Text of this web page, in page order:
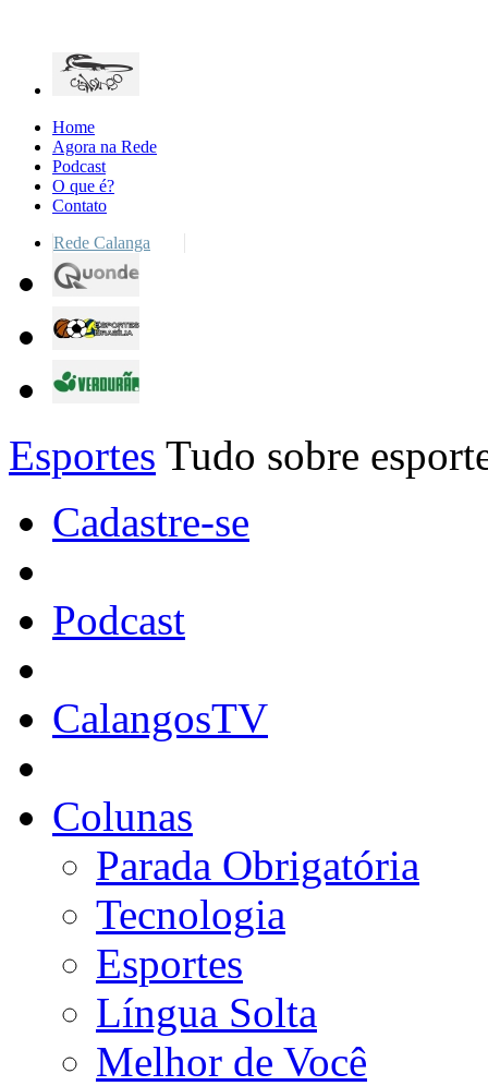
Home
Agora na Rede
Podcast
O que é?
Contato
Rede Calanga
Esportes Tudo sobre
Cadastre-se
Podcast
CalangosTV
Colunas
Parada Obrigatória
Tecnologia
Esportes
Língua Solta
Melhor de Você